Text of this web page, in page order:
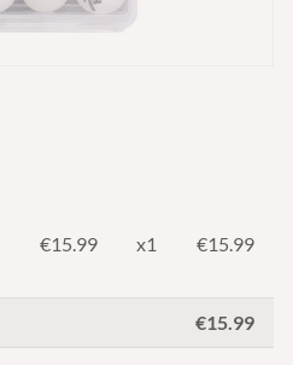
€15.99 x1 €15.99
€15.99